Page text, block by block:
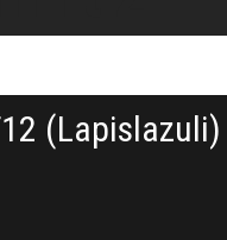
(Lapislazuli)